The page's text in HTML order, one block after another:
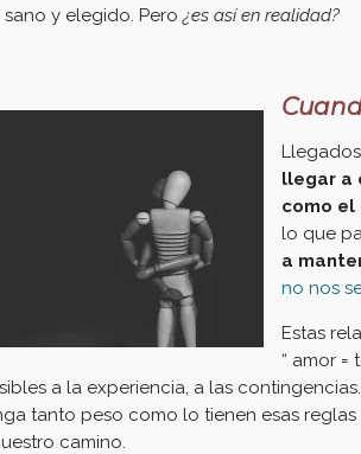
sano y elegido. Pero¿es así en realidad?
llegar a
como el
lo que
a
no nos
Estas
“ amor
a la experiencia, a las
tanto peso como lo tienen esas
camino.